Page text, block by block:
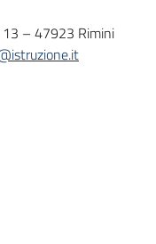
13 – 47923 Rimini